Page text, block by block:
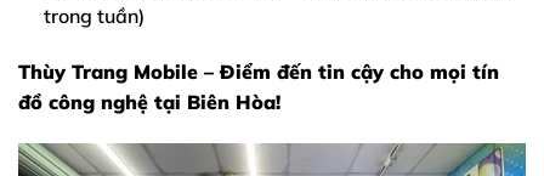
trong tuần)
Thùy Trang Mobile – Điểm đến tin cậy cho mọi tín
đồ công nghệ tại Biên Hòa!